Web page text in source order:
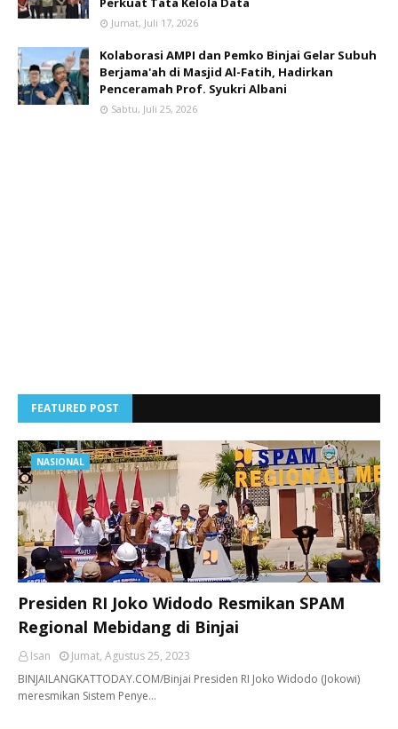
Jumat, Juli 17, 2026
Kolaborasi AMPI dan Pemko Binjai Gelar Subuh
Berjama'ah di Masjid Al-Fatih, Hadirkan
Penceramah Prof. Syukri Albani
Sabtu, Juli 25, 2026
FEATURED POST
NASIONAL
Presiden RI Joko Widodo Resmikan SPAM
Regional Mebidang di Binjai
Isan
Jumat, Agustus 25, 2023
BINJAILANGKATTODAY.COM/Binjai Presiden RI Joko Widodo (Jokowi)
meresmikan Sistem Penye…